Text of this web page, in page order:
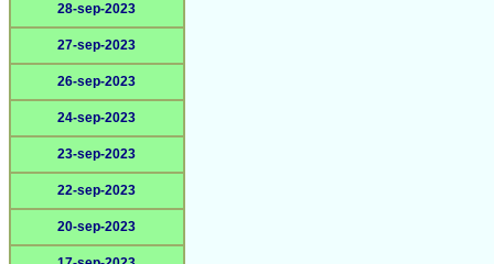
28-sep-2023
27-sep-2023
26-sep-2023
24-sep-2023
23-sep-2023
22-sep-2023
20-sep-2023